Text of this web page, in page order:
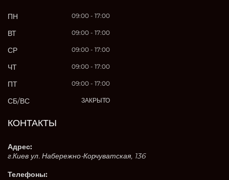
ПН 09:00 - 17:00
ВТ 09:00 - 17:00
СР 09:00 - 17:00
ЧТ 09:00 - 17:00
ПТ 09:00 - 17:00
СБ/ВС ЗАКРЫТО
КОНТАКТЫ
Адрес:
г.Киев ул. Набережно-Корчуватская, 136
Телефоны: